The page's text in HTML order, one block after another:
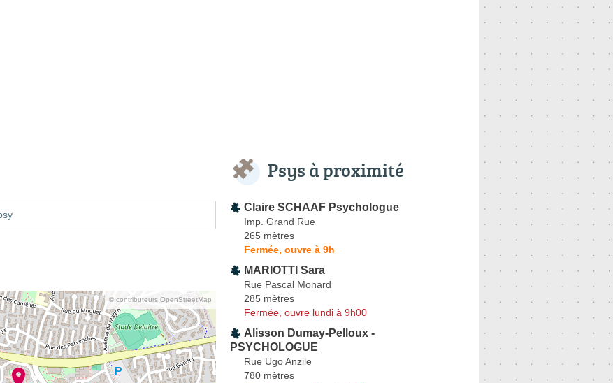
© contributeurs OpenStreetMap
Psys à proximité
Claire SCHAAF Psychologue
Imp. Grand Rue
265 mètres
Fermée, ouvre à 9h
MARIOTTI Sara
Rue Pascal Monard
285 mètres
Fermée, ouvre lundi à 9h00
Alisson Dumay-Pelloux -
PSYCHOLOGUE
Rue Ugo Anzile
780 mètres